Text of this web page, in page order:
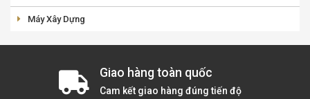
Máy Xây Dựng
Giao hàng toàn quốc
Cam kết giao hàng đúng tiến độ